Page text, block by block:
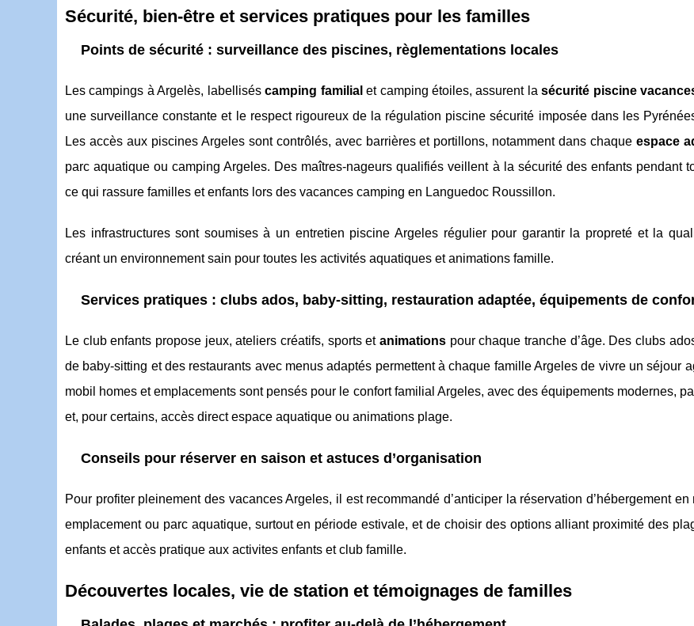
Sécurité, bien-être et services pratiques pour les familles
Points de sécurité : surveillance des piscines, règlementations locales
Les campings à Argelès, labelliséscamping familial et camping étoiles, assurent lasécurité piscine
une surveillance constante et le respect rigoureux de la régulation piscine sécurité imposée dans les
Les accès aux piscines Argeles sont contrôlés, avec barrières et portillons, notamment dans chaqueespace
parc aquatique ou camping Argeles. Des maîtres-nageurs qualifiés veillent à la sécurité des enfants pendant
ce qui rassure familles et enfants lors des vacances camping en Languedoc Roussillon.
Les infrastructures sont soumises à un entretien piscine Argeles régulier pour garantir la propreté et la
créant un environnement sain pour toutes les activités aquatiques et animations famille.
Services pratiques : clubs ados, baby-sitting, restauration adaptée, équipements de
Le club enfants propose jeux, ateliers créatifs, sports et animations pour chaque tranche d’âge. Des clubs
de baby-sitting et des restaurants avec menus adaptés permettent à chaque famille Argeles de vivre un séjour
mobil homes et emplacements sont pensés pour le confort familial Argeles, avec des équipements modernes,
et, pour certains, accès direct espace aquatique ou animations plage.
Conseils pour réserver en saison et astuces d’organisation
Pour profiter pleinement des vacances Argeles, il est recommandé d’anticiper la réservation d’hébergement en
emplacement ou parc aquatique, surtout en période estivale, et de choisir des options alliant proximité des
enfants et accès pratique aux activites enfants et club famille.
Découvertes locales, vie de station et témoignages de familles